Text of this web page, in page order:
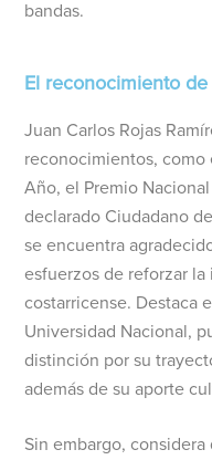
bandas.
El reconocimiento
Juan Carlos Rojas
reconocimientos, como
Año, el Premio
declarado Ciudadano
se encuentra
esfuerzos de reforzar
costarricense. Destaca
Universidad Nacional,
distinción por su
además de su aporte
Sin embargo,